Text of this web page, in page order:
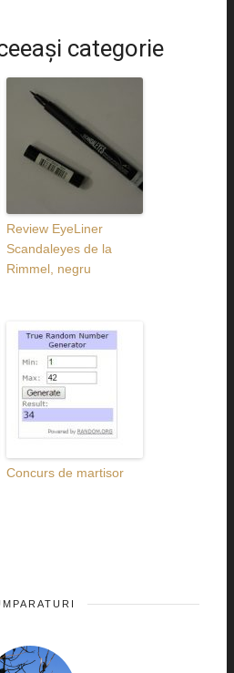
categorie
Review EyeLiner
Scandaleyes de la
Rimmel, negru
Concurs de martisor